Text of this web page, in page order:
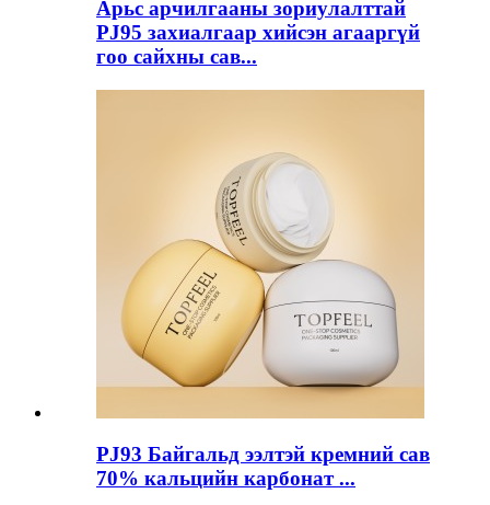
Арьс арчилгааны зориулалттай
PJ95 захиалгаар хийсэн агааргүй
гоо сайхны сав...
PJ93 Байгальд ээлтэй кремний сав
70% кальцийн карбонат ...